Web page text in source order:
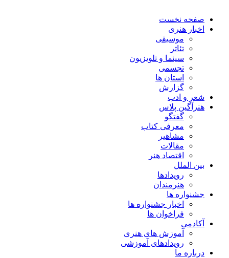
صفحه نخست
اخبار هنری
موسیقی
تئاتر
سینما و تلویزیون
تجسمی
استان ها
گزارش
شعر و ادب
هنرآگین پلاس
گفتگو
معرفی کتاب
مشاهیر
مقالات
اقتصاد هنر
بین الملل
رویدادها
هنرمندان
جشنواره ها
اخبار جشنواره ها
فراخوان ها
آکادمی
آموزش های هنری
رویدادهای آموزشی
درباره ما